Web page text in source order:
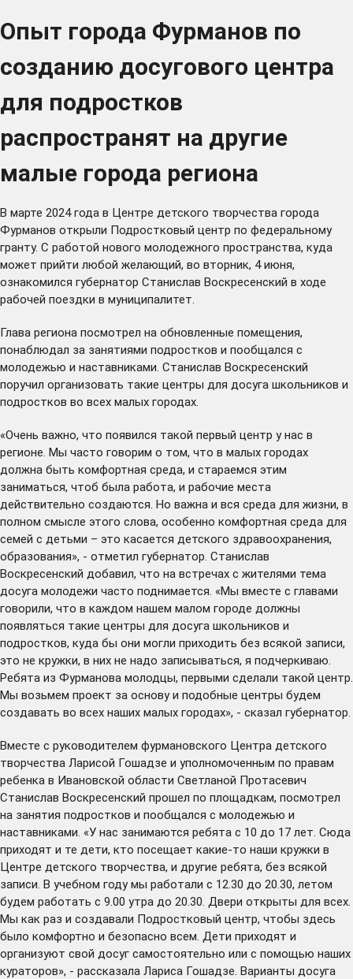
Опыт города Фурманов по
созданию досугового центра
для подростков
распространят на другие
малые города региона
В марте 2024 года в Центре детского творчества города
Фурманов открыли Подростковый центр по федеральному
гранту. С работой нового молодежного пространства, куда
может прийти любой желающий, во вторник, 4 июня,
ознакомился губернатор Станислав Воскресенский в ходе
рабочей поездки в муниципалитет.
Глава региона посмотрел на обновленные помещения,
понаблюдал за занятиями подростков и пообщался с
молодежью и наставниками. Станислав Воскресенский
поручил организовать такие центры для досуга школьников и
подростков во всех малых городах.
«Очень важно, что появился такой первый центр у нас в
регионе. Мы часто говорим о том, что в малых городах
должна быть комфортная среда, и стараемся этим
заниматься, чтоб была работа, и рабочие места
действительно создаются. Но важна и вся среда для жизни, в
полном смысле этого слова, особенно комфортная среда для
семей с детьми – это касается детского здравоохранения,
образования», - отметил губернатор. Станислав
Воскресенский добавил, что на встречах с жителями тема
досуга молодежи часто поднимается. «Мы вместе с главами
говорили, что в каждом нашем малом городе должны
появляться такие центры для досуга школьников и
подростков, куда бы они могли приходить без всякой записи,
это не кружки, в них не надо записываться, я подчеркиваю.
Ребята из Фурманова молодцы, первыми сделали такой центр.
Мы возьмем проект за основу и подобные центры будем
создавать во всех наших малых городах», - сказал губернатор.
Вместе с руководителем фурмановского Центра детского
творчества Ларисой Гошадзе и уполномоченным по правам
ребенка в Ивановской области Светланой Протасевич
Станислав Воскресенский прошел по площадкам, посмотрел
на занятия подростков и пообщался с молодежью и
наставниками. «У нас занимаются ребята с 10 до 17 лет. Сюда
приходят и те дети, кто посещает какие-то наши кружки в
Центре детского творчества, и другие ребята, без всякой
записи. В учебном году мы работали с 12.30 до 20.30, летом
будем работать с 9.00 утра до 20.30. Двери открыты для всех.
Мы как раз и создавали Подростковый центр, чтобы здесь
было комфортно и безопасно всем. Дети приходят и
организуют свой досуг самостоятельно или с помощью наших
кураторов», - рассказала Лариса Гошадзе. Варианты досуга